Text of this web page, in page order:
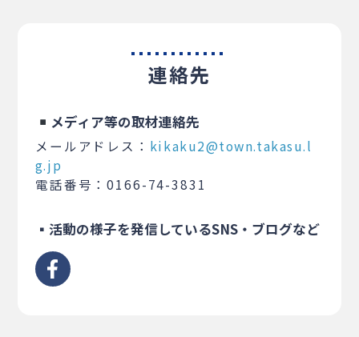
連絡先
メディア等の取材連絡先
メールアドレス： kikaku2@town.takasu.l
g.jp
電話番号：0166-74-3831
▪活動の様子を発信しているSNS・ブログなど